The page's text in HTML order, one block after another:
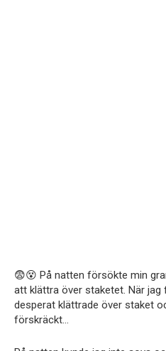
😨😵 På natten försökte min
att klättra över staketet. När jag
desperat klättrade över staket
förskräckt…